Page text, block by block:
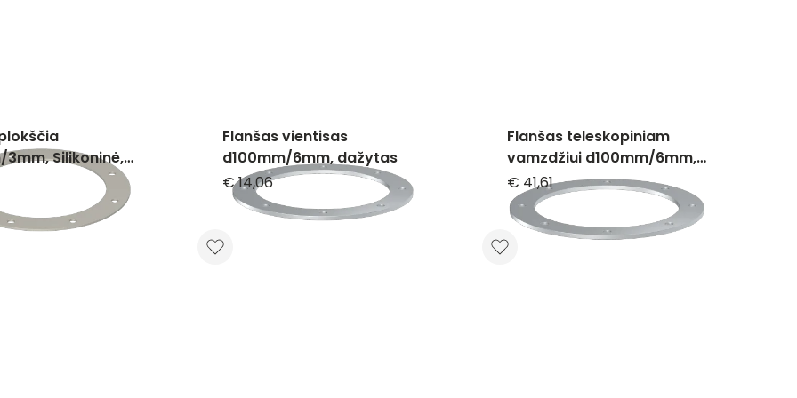
3mm, Silikoninė,
Flanšas vientisas
d100mm/6mm, dažytas
€ 14,06
Flanšas teleskopiniam
vamzdžiui d100mm/6mm,
dažytas
€ 41,61